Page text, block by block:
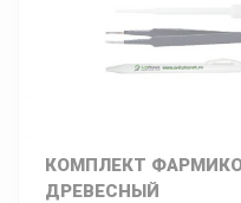
КОМПЛЕКТ
ДРЕВЕСНЫЙ